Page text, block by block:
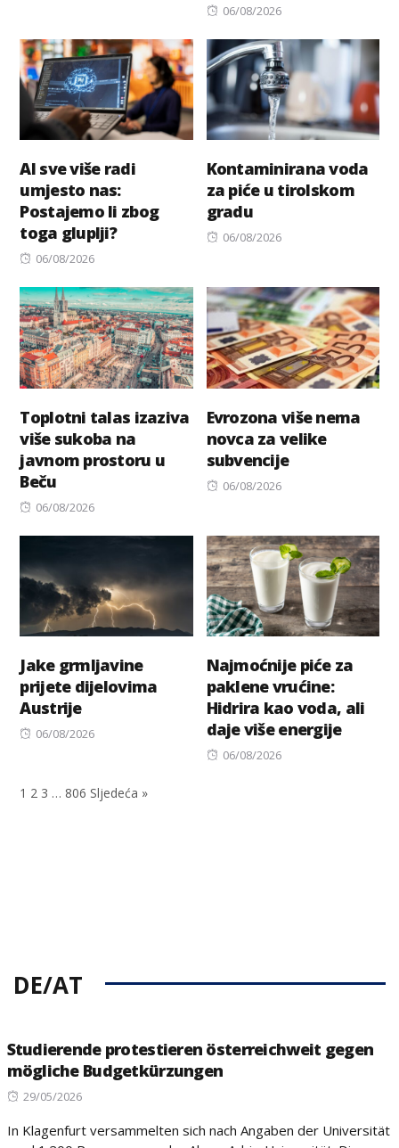
Posted
06/08/2026
AI sve više radi
umjesto nas:
Postajemo li zbog
toga gluplji?
Posted
06/08/2026
Kontaminirana voda
za piće u tirolskom
gradu
Posted
06/08/2026
Toplotni talas izaziva
više sukoba na
javnom prostoru u
Beču
Posted
06/08/2026
Evrozona više nema
novca za velike
subvencije
Posted
06/08/2026
Jake grmljavine
prijete dijelovima
Austrije
Posted
06/08/2026
Najmoćnije piće za
paklene vrućine:
Hidrira kao voda, ali
daje više energije
Posted
06/08/2026
1 2 3 … 806 Sljedeća »
DE/AT
Studierende protestieren österreichweit gegen
mögliche Budgetkürzungen
Posted
29/05/2026
In Klagenfurt versammelten sich nach Angaben der Universität